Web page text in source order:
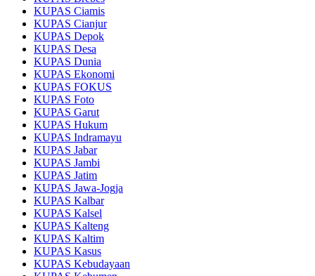
KUPAS Ciamis
KUPAS Cianjur
KUPAS Depok
KUPAS Desa
KUPAS Dunia
KUPAS Ekonomi
KUPAS FOKUS
KUPAS Foto
KUPAS Garut
KUPAS Hukum
KUPAS Indramayu
KUPAS Jabar
KUPAS Jambi
KUPAS Jatim
KUPAS Jawa-Jogja
KUPAS Kalbar
KUPAS Kalsel
KUPAS Kalteng
KUPAS Kaltim
KUPAS Kasus
KUPAS Kebudayaan